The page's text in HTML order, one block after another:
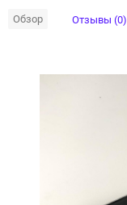
Обзор Отзывы (0)